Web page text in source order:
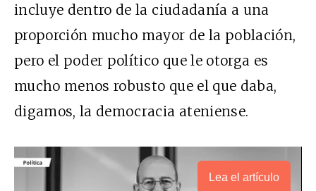
incluye dentro de la ciudadanía a una
proporción mucho mayor de la población,
pero el poder político que le otorga es
mucho menos robusto que el que daba,
digamos, la democracia ateniense.
Lea el artículo